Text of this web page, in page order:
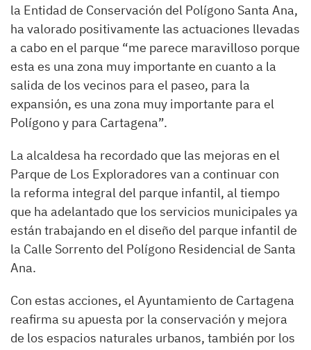
la Entidad de Conservación del Polígono Santa Ana,
ha valorado positivamente las actuaciones llevadas
a cabo en el parque “me parece maravilloso porque
esta es una zona muy importante en cuanto a la
salida de los vecinos para el paseo, para la
expansión, es una zona muy importante para el
Polígono y para Cartagena”.
La alcaldesa ha recordado que las mejoras en el
Parque de Los Exploradores van a continuar con
la reforma integral del parque infantil, al tiempo
que ha adelantado que los servicios municipales ya
están trabajando en el diseño del parque infantil de
la Calle Sorrento del Polígono Residencial de Santa
Ana.
Con estas acciones, el Ayuntamiento de Cartagena
reafirma su apuesta por la conservación y mejora
de los espacios naturales urbanos, también por los